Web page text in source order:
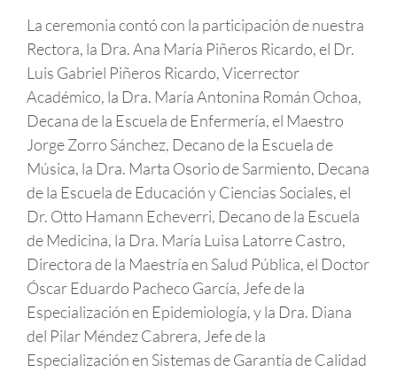
La ceremonia contó con la participación de nuestra
Rectora, la Dra. Ana María Piñeros Ricardo, el Dr.
Luis Gabriel Piñeros Ricardo, Vicerrector
Académico, la Dra. María Antonina Román Ochoa,
Decana de la Escuela de Enfermería, el Maestro
Jorge Zorro Sánchez, Decano de la Escuela de
Música, la Dra. Marta Osorio de Sarmiento, Decana
de la Escuela de Educación y Ciencias Sociales, el
Dr. Otto Hamann Echeverri, Decano de la Escuela
de Medicina, la Dra. María Luisa Latorre Castro,
Directora de la Maestría en Salud Pública, el Doctor
Óscar Eduardo Pacheco García, Jefe de la
Especialización en Epidemiología, y la Dra. Diana
del Pilar Méndez Cabrera, Jefe de la
Especialización en Sistemas de Garantía de Calidad